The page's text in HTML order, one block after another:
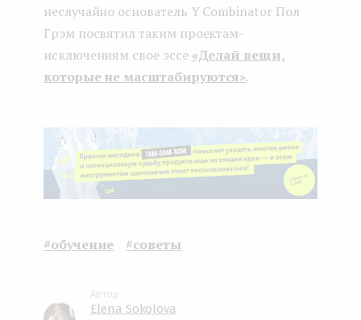
неслучайно основатель Y Combinator Пол
Грэм посвятил таким проектам-
исключениям свое эссе «Делай вещи,
которые не масштабируются».
#обучение #советы
Elena Sokolova